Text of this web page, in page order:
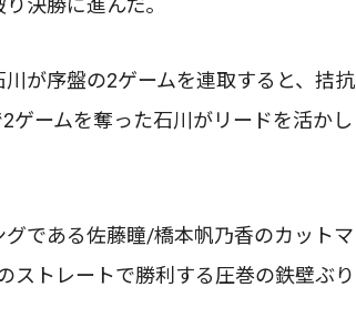
が序盤の2ゲームを連取すると、拮抗
ゲームを奪った石川がリードを活かし
である佐藤瞳/橋本帆乃香のカットマ
ストレートで勝利する圧巻の鉄壁ぶり